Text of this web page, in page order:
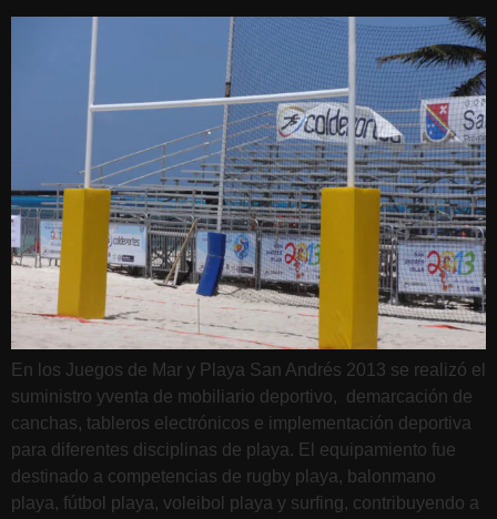
En los Juegos de Mar y Playa San Andrés 2013 se realizó el
suministro yventa de mobiliario deportivo, demarcación de
canchas, tableros electrónicos e implementación deportiva
para diferentes disciplinas de playa. El equipamiento fue
destinado a competencias de rugby playa, balonmano
playa, fútbol playa, voleibol playa y surfing, contribuyendo a